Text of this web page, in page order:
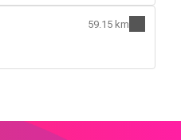
59.15 km